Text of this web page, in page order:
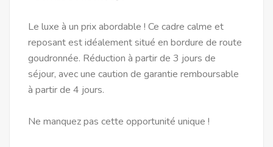
Le luxe à un prix abordable ! Ce cadre calme et
reposant est idéalement situé en bordure de route
goudronnée. Réduction à partir de 3 jours de
séjour, avec une caution de garantie remboursable
à partir de 4 jours.
Ne manquez pas cette opportunité unique !